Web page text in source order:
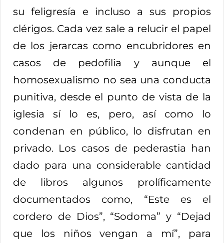
su feligresía e incluso a sus propios
clérigos. Cada vez sale a relucir el papel
de los jerarcas como encubridores en
casos de pedofilia y aunque el
homosexualismo no sea una conducta
punitiva, desde el punto de vista de la
iglesia sí lo es, pero, así como lo
condenan en público, lo disfrutan en
privado. Los casos de pederastia han
dado para una considerable cantidad
de libros algunos prolíficamente
documentados como, “Este es el
cordero de Dios”, “Sodoma” y “Dejad
que los niños vengan a mí”, para